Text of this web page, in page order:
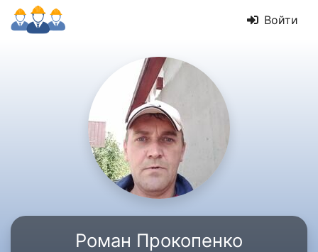
Войти
Роман Прокопенко